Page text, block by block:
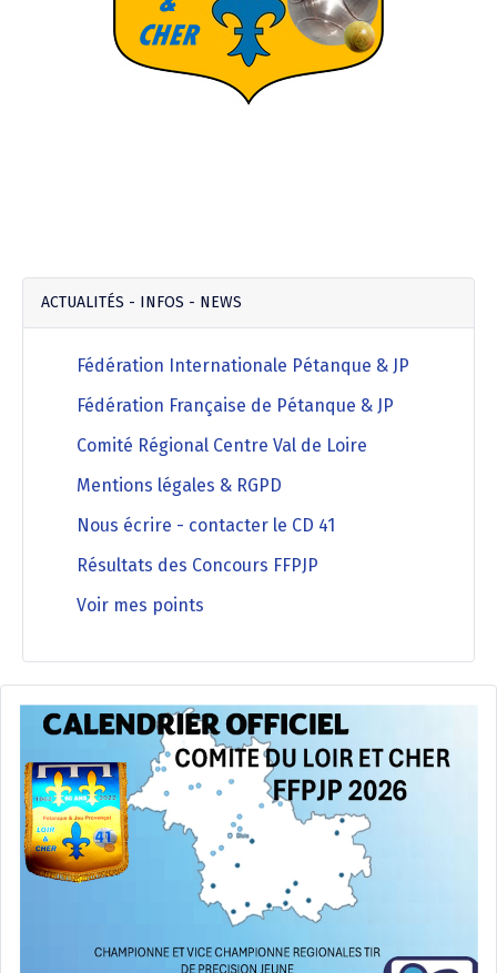
ACTUALITÉS - INFOS - NEWS
Fédération Internationale Pétanque & JP
Fédération Française de Pétanque & JP
Comité Régional Centre Val de Loire
Mentions légales & RGPD
Nous écrire - contacter le CD 41
Résultats des Concours FFPJP
Voir mes points